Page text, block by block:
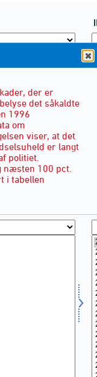
der er
det såkaldte
1996
om
viser, at det
er langt
politiet.
100 pct.
i tabellen